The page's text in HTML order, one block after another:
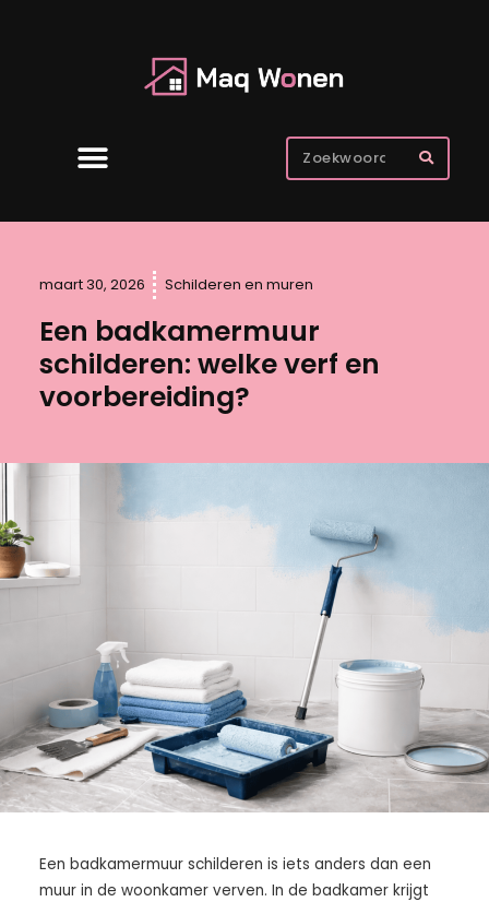
maart 30, 2026 Schilderen en muren
Een badkamermuur
schilderen: welke verf en
voorbereiding?
Een badkamermuur schilderen is iets anders dan een
muur in de woonkamer verven. In de badkamer krijgt